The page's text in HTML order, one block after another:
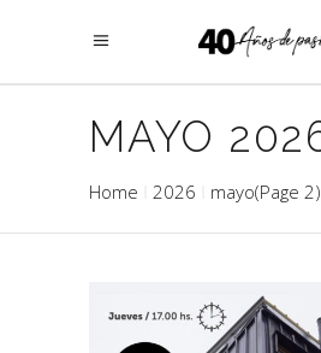
MAYO
Home 2026 mayo(Page 2)